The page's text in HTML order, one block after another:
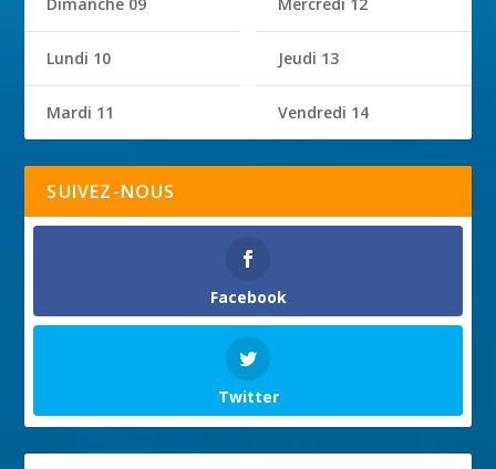
Lundi 10
Mardi 11
Jeudi 13
Vendredi 14
SUIVEZ-NOUS
Facebook
Twitter